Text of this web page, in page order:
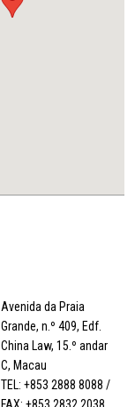
Avenida da Praia
Grande, n.º 409, Edf.
China Law, 15.º andar
C, Macau
TEL: +853 2888 8088 /